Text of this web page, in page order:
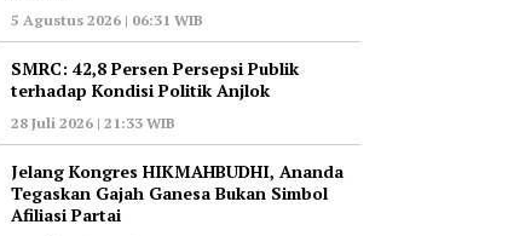
5 Agustus 2026 | 06:31 WIB
‎SMRC: 42,8 Persen Persepsi Publik
terhadap Kondisi Politik Anjlok
28 Juli 2026 | 21:33 WIB
‎Jelang Kongres HIKMAHBUDHI, Ananda
Tegaskan Gajah Ganesa Bukan Simbol
Afiliasi Partai